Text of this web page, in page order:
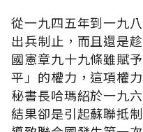
從一九四五年到一九
出兵制止，而且還是
國憲章九十九條雖賦
平」的權力，這項權
秘書長哈瑪紹於一九
結果卻是引起蘇聯抵